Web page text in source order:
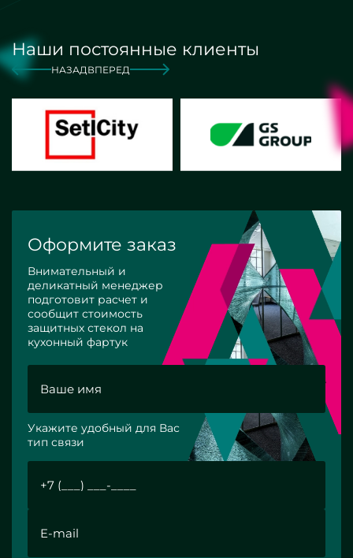
Наши постоянные клиенты
НАЗАД ВПЕРЕД
Оформите заказ
Внимательный и
деликатный менеджер
подготовит расчет и
сообщит стоимость
защитных стекол на
кухонный фартук
Укажите удобный для Вас
тип связи